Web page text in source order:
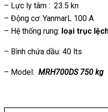
– Lực ly tâm : 23.5 kn
– Động cơ: YanmarL 100 A
– Hệ thống rung: loại trục
– Bình chứa dầu: 40 lts
– Model: MRH700DS 750 kg